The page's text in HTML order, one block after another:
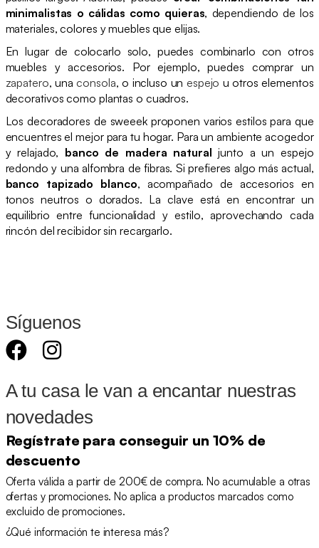
minimalistas o cálidas como quieras, dependiendo de los
materiales, colores y muebles que elijas.
En lugar de colocarlo solo, puedes combinarlo con otros
muebles y accesorios. Por ejemplo, puedes comprar un
zapatero, unaconsola, o incluso un espejo u otros elementos
decorativos como plantas o cuadros.
Los decoradores de sweeek proponen varios estilos para que
encuentres el mejor para tu hogar. Para un ambiente acogedor
y relajado, banco de madera naturaljunto a un espejo
redondo y una alfombra de fibras. Si prefieres algo más actual,
banco tapizado blanco, acompañado de accesorios en
tonos neutros o dorados. La clave está en encontrar un
equilibrio entre funcionalidad y estilo, aprovechando cada
rincón del recibidor sin recargarlo.
Síguenos
A tu casa le van a encantar nuestras
novedades
Regístrate para conseguir un 10% de
descuento
Oferta válida a partir de 200€ de compra. No acumulable a otras
ofertas y promociones. No aplica a productos marcados como
excluido de promociones.
¿Qué información te interesa más?